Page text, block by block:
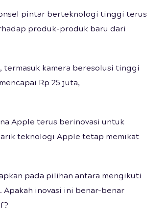
pintar berteknologi tinggi terus
produk-produk baru dari
termasuk kamera beresolusi tinggi
Rp 25 juta,
Apple terus berinovasi untuk
teknologi Apple tetap memikat
pada pilihan antara mengikuti
inovasi ini benar-benar